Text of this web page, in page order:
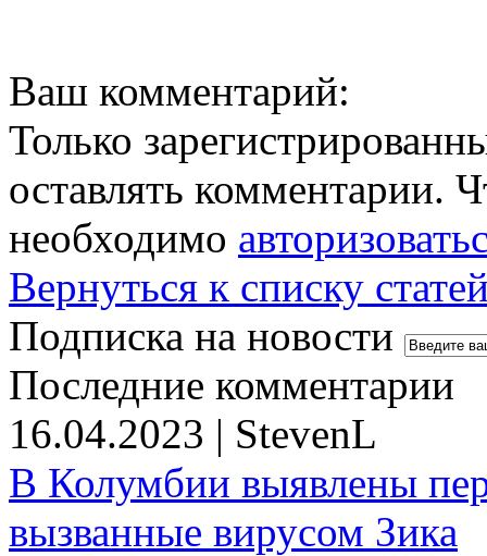
Ваш комментарий:
Только
оставлять комментарии.
необходимо
Вернуться к списку
Подписка на новости
Последние комментарии
16.04.2023 | StevenL
В Колумбии выявлены
вызванные вирусом Зика